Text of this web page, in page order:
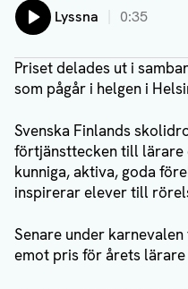
Lyssna 0:35
Priset delades ut i
som pågår i helgen i
Svenska Finlands
förtjänsttecken till lärare
kunniga, aktiva, goda
inspirerar elever till
Senare under
emot pris för årets lärare